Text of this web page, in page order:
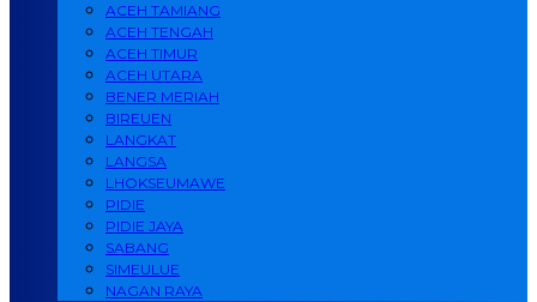
ACEH TAMIANG
ACEH TENGAH
ACEH TIMUR
ACEH UTARA
BENER MERIAH
BIREUEN
LANGKAT
LANGSA
LHOKSEUMAWE
PIDIE
PIDIE JAYA
SABANG
SIMEULUE
NAGAN RAYA